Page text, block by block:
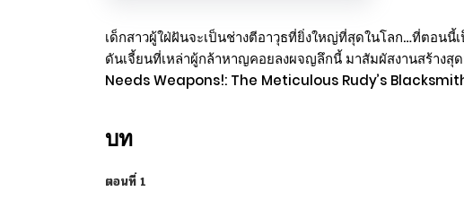
เด็กสาวผู้ใฝ่ฝันจะเป็นช่างตีอาวุธที่ยิ่งใหญ่ที่สุดในโลก…ที่ตอนนี้
ดันเจี้ยนที่เหล่าผู้กล้าหาญคอยลงผจญลึกนี้ มาสัมผัสงานสร้าง
Needs Weapons!: The Meticulous Rudy’s Blacksmith
บท
ตอนที่ 1